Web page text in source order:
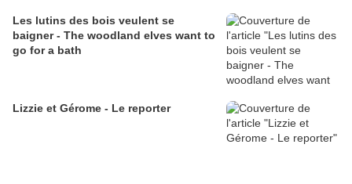
Les lutins des bois veulent se
baigner - The woodland elves want to
go for a bath
Lizzie et Gérome - Le reporter